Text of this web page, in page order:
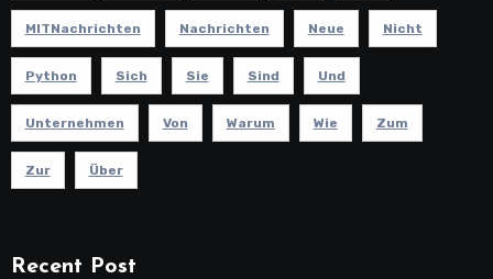
MITNachrichten Nachrichten Neue Nicht
Python Sich Sie Sind Und
Unternehmen Von Warum Wie Zum
Zur Über
Recent Post